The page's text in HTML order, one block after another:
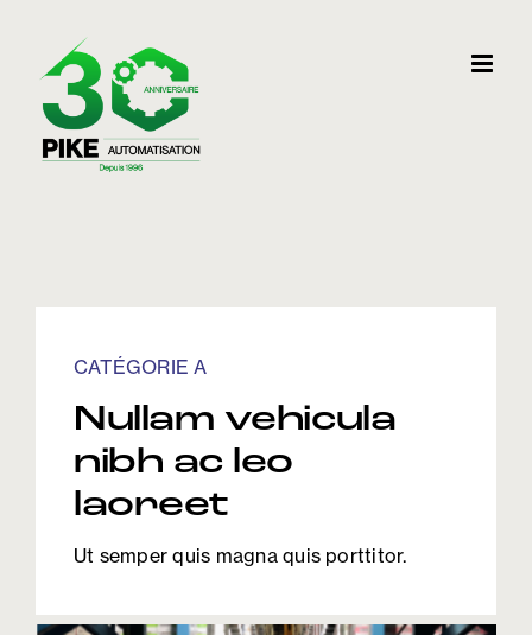
content
CATÉGORIE A
Nullam vehicula
nibh ac leo
laoreet
Ut semper quis magna quis porttitor.